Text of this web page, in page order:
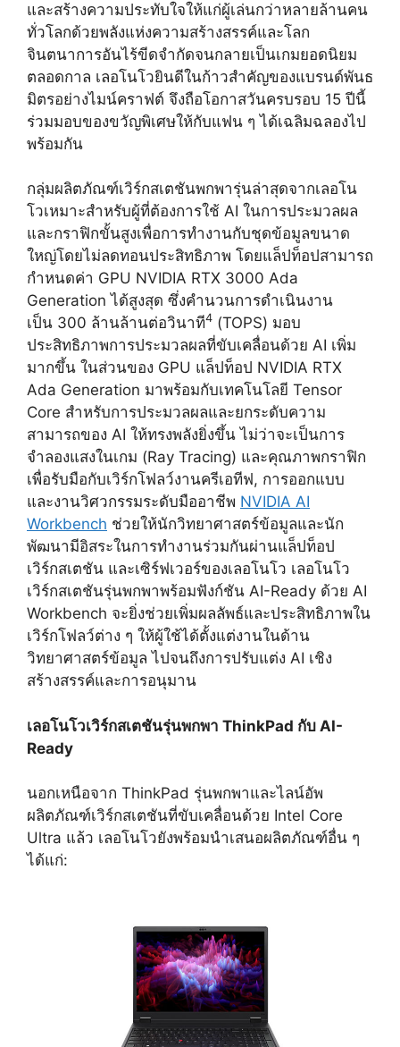
และสร้างความประทับใจให้แก่ผู้เล่นกว่าหลายล้านคน
ทั่วโลกด้วยพลังแห่งความสร้างสรรค์และโลก
จินตนาการอันไร้ขีดจำกัดจนกลายเป็นเกมยอดนิยม
ตลอดกาล เลอโนโวยินดีในก้าวสำคัญของแบรนด์พันธ
มิตรอย่างไมน์คราฟต์ จึงถือโอกาสวันครบรอบ 15 ปีนี้
ร่วมมอบของขวัญพิเศษให้กับแฟน ๆ ได้เฉลิมฉลองไป
พร้อมกัน
กลุ่มผลิตภัณฑ์เวิร์กสเตชันพกพารุ่นล่าสุดจากเลอโน
โวเหมาะสำหรับผู้ที่ต้องการใช้ AI ในการประมวลผล
และกราฟิกขั้นสูงเพื่อการทำงานกับชุดข้อมูลขนาด
ใหญ่โดยไม่ลดทอนประสิทธิภาพ โดยแล็ปท็อปสามารถ
กำหนดค่า GPU NVIDIA RTX 3000 Ada
Generation ได้สูงสุด ซึ่งคำนวนการดำเนินงาน
เป็น 300 ล้านล้านต่อวินาที4 (TOPS) มอบ
ประสิทธิภาพการประมวลผลที่ขับเคลื่อนด้วย AI เพิ่ม
มากขึ้น ในส่วนของ GPU แล็ปท็อป NVIDIA RTX
Ada Generation มาพร้อมกับเทคโนโลยี Tensor
Core สำหรับการประมวลผลและยกระดับความ
สามารถของ AI ให้ทรงพลังยิ่งขึ้น ไม่ว่าจะเป็นการ
จำลองแสงในเกม (Ray Tracing) และคุณภาพกราฟิก
เพื่อรับมือกับเวิร์กโฟลว์งานครีเอทีฟ, การออกแบบ
และงานวิศวกรรมระดับมืออาชีพ NVIDIA AI
Workbench ช่วยให้นักวิทยาศาสตร์ข้อมูลและนัก
พัฒนามีอิสระในการทำงานร่วมกันผ่านแล็ปท็อป
เวิร์กสเตชัน และเซิร์ฟเวอร์ของเลอโนโว เลอโนโว
เวิร์กสเตชันรุ่นพกพาพร้อมฟังก์ชัน AI-Ready ด้วย AI
Workbench จะยิ่งช่วยเพิ่มผลลัพธ์และประสิทธิภาพใน
เวิร์กโฟลว์ต่าง ๆ ให้ผู้ใช้ได้ตั้งแต่งานในด้าน
วิทยาศาสตร์ข้อมูล ไปจนถึงการปรับแต่ง AI เชิง
สร้างสรรค์และการอนุมาน
เลอโนโวเวิร์กสเตชันรุ่นพกพา ThinkPad กับ AI-
Ready
นอกเหนือจาก ThinkPad รุ่นพกพาและไลน์อัพ
ผลิตภัณฑ์เวิร์กสเตชันที่ขับเคลื่อนด้วย Intel Core
Ultra แล้ว เลอโนโวยังพร้อมนำเสนอผลิตภัณฑ์อื่น ๆ
ได้แก่: